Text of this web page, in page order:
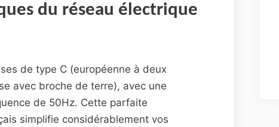
du réseau électrique
de type C (européenne à deux
avec broche de terre), avec une
de 50Hz. Cette parfaite
simplifie considérablement vos